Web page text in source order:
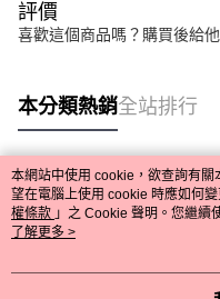
評價
喜歡這個商品嗎？購買後給
本分類熱銷全站排行
熱門標籤
本網站中使用 cookie，欲查詢有關
望在電腦上使用 cookie 時應如何
權條款 」之 Cookie 聲明。您繼續
用條款之 Cookie 聲明使用 cookie。
了解更多 >